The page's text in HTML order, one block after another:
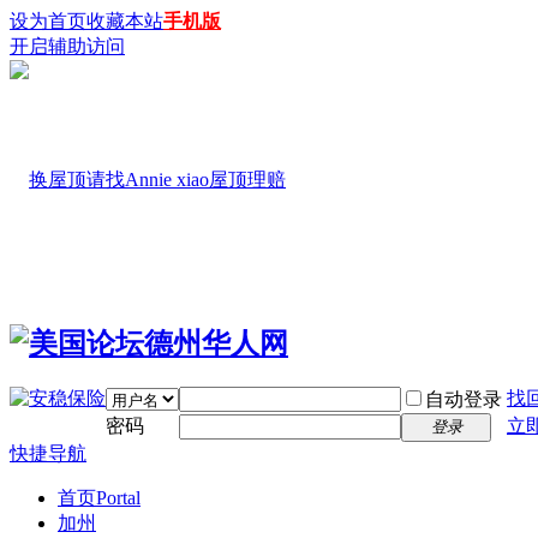
设为首页收藏本站手机版
开启辅助访问
自动登录 找
密码
登录
立
快捷导航
首页Portal
加州